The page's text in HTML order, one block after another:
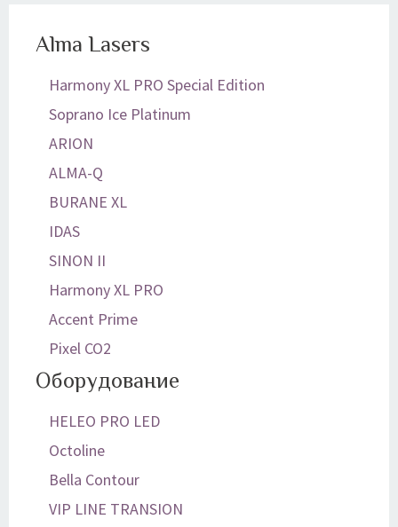
Alma Lasers
Harmony XL PRO Special Edition
Soprano Ice Platinum
ARION
ALMA-Q
BURANE XL
IDAS
SINON II
Harmony XL PRO
Accent Prime
Pixel CO2
Оборудование
HELEO PRO LED
Octoline
Bella Contour
VIP LINE TRANSION